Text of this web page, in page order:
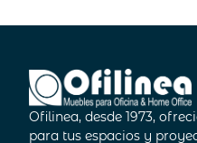
Ofilinea, desde 1973,
para tus espacios y